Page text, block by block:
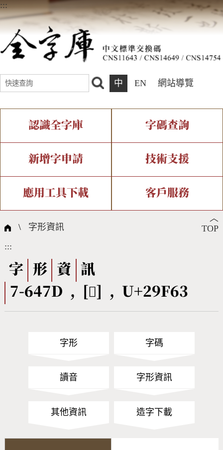
:::
中 EN 網站導覽
認識全字庫
全字庫介紹 全字庫現況
中文碼介紹 專有名詞介紹
國際字碼相關組織
字碼查詢
IDS查詢 部件查詢
複合查詢 注音查詢
筆畫查詢
筆順序查詢
CNS查詢 Unicode查詢
新增字申請
新字申請處理流程
技術支援
字形即時顯示 造字解決方案
全字庫授權 轉碼Web Service
應用工具下載
個人電腦造字處理工具
字形下載
客戶服務
問題集
熱門查詢統計
︿
TOP
\ 字形資訊
:::
字 形 資
訊
7-647D , [𩽣] , U+29F63
字形 字碼
讀音 字形資訊
其他資訊 造字下載